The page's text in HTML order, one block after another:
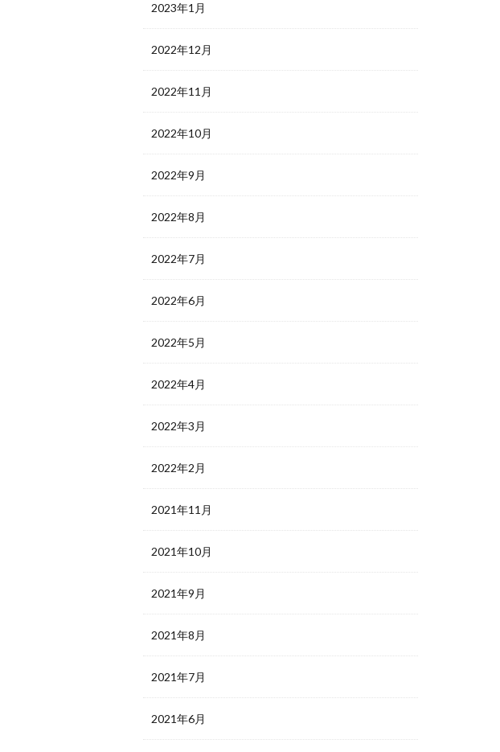
2023年1月
2022年12月
2022年11月
2022年10月
2022年9月
2022年8月
2022年7月
2022年6月
2022年5月
2022年4月
2022年3月
2022年2月
2021年11月
2021年10月
2021年9月
2021年8月
2021年7月
2021年6月